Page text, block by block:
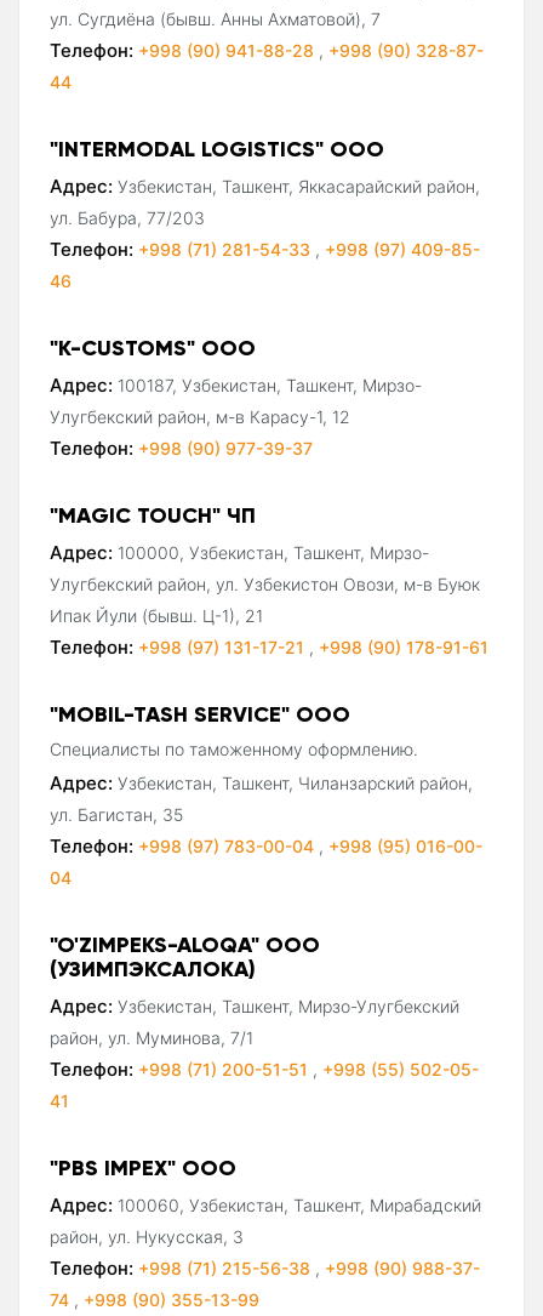
ул. Сугдиёна (бывш. Анны Ахматовой), 7
Телефон: +998 (90) 941-88-28 , +998 (90) 328-87-
44
"INTERMODAL LOGISTICS" ООО
Адрес: Узбекистан, Ташкент, Яккасарайский район,
ул. Бабура, 77/203
Телефон: +998 (71) 281-54-33 , +998 (97) 409-85-
46
"K-CUSTOMS" ООО
Адрес: 100187, Узбекистан, Ташкент, Мирзо-
Улугбекский район, м-в Карасу-1, 12
Телефон: +998 (90) 977-39-37
"MAGIC TOUCH" ЧП
Адрес: 100000, Узбекистан, Ташкент, Мирзо-
Улугбекский район, ул. Узбекистон Овози, м-в Буюк
Ипак Йули (бывш. Ц-1), 21
Телефон: +998 (97) 131-17-21 , +998 (90) 178-91-61
"MOBIL-TASH SERVICE" ООО
Специалисты по таможенному оформлению.
Адрес: Узбекистан, Ташкент, Чиланзарский район,
ул. Багистан, 35
Телефон: +998 (97) 783-00-04 , +998 (95) 016-00-
04
"O'ZIMPEKS-ALOQA" ООО
(УЗИМПЭКСАЛОКА)
Адрес: Узбекистан, Ташкент, Мирзо-Улугбекский
район, ул. Муминова, 7/1
Телефон: +998 (71) 200-51-51 , +998 (55) 502-05-
41
"PBS IMPEX" ООО
Адрес: 100060, Узбекистан, Ташкент, Мирабадский
район, ул. Нукусская, 3
Телефон: +998 (71) 215-56-38 , +998 (90) 988-37-
74 , +998 (90) 355-13-99